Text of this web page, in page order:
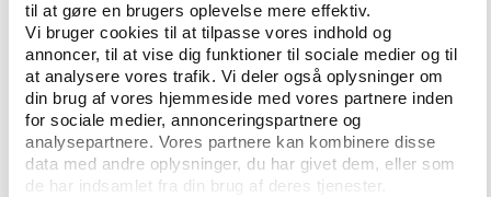
til at gøre en brugers oplevelse mere effektiv.
Vi bruger cookies til at tilpasse vores indhold og
annoncer, til at vise dig funktioner til sociale medier og til
at analysere vores trafik. Vi deler også oplysninger om
din brug af vores hjemmeside med vores partnere inden
for sociale medier, annonceringspartnere og
analysepartnere. Vores partnere kan kombinere disse
data med andre oplysninger, du har givet dem, eller som
de har indsamlet fra din brug af deres tjenester.
På linje med Dick Pound
Dermed ligger han på linje med WADA’s tidligere
præsident, Dick Pound, der på Play the Games
konference i efteråret, talte for, at man internationalt
opretter et organ til korruptionsbekæmpelse med
WADA som forbillede.